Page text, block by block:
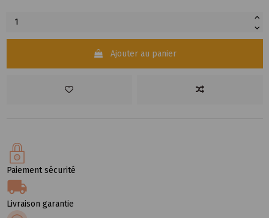
Ajouter au panier
Paiement sécurité
Livraison garantie